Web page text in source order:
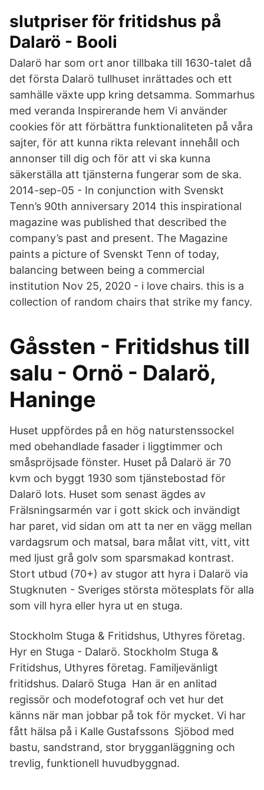
slutpriser för fritidshus på
Dalarö - Booli
Dalarö har som ort anor tillbaka till 1630-talet då
det första Dalarö tullhuset inrättades och ett
samhälle växte upp kring detsamma. Sommarhus
med veranda Inspirerande hem Vi använder
cookies för att förbättra funktionaliteten på våra
sajter, för att kunna rikta relevant innehåll och
annonser till dig och för att vi ska kunna
säkerställa att tjänsterna fungerar som de ska.
2014-sep-05 - In conjunction with Svenskt
Tenn’s 90th anniversary 2014 this inspirational
magazine was published that described the
company’s past and present. The Magazine
paints a picture of Svenskt Tenn of today,
balancing between being a commercial
institution Nov 25, 2020 - i love chairs. this is a
collection of random chairs that strike my fancy.
Gåssten - Fritidshus till
salu - Ornö - Dalarö,
Haninge
Huset uppfördes på en hög naturstenssockel
med obehandlade fasader i liggtimmer och
småspröjsade fönster. Huset på Dalarö är 70
kvm och byggt 1930 som tjänstebostad för
Dalarö lots. Huset som senast ägdes av
Frälsningsarmén var i gott skick och invändigt
har paret, vid sidan om att ta ner en vägg mellan
vardagsrum och matsal, bara målat vitt, vitt, vitt
med ljust grå golv som sparsmakad kontrast.
Stort utbud (70+) av stugor att hyra i Dalarö via
Stugknuten - Sveriges största mötesplats för alla
som vill hyra eller hyra ut en stuga.
Stockholm Stuga & Fritidshus, Uthyres företag.
Hyr en Stuga - Dalarö. Stockholm Stuga &
Fritidshus, Uthyres företag. Familjevänligt
fritidshus. Dalarö Stuga Han är en anlitad
regissör och modefotograf och vet hur det
känns när man jobbar på tok för mycket. Vi har
fått hälsa på i Kalle Gustafssons Sjöbod med
bastu, sandstrand, stor brygganläggning och
trevlig, funktionell huvudbyggnad.